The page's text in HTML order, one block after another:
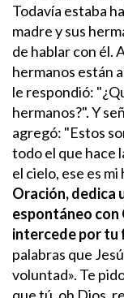
Todavía estaba
madre y sus
de hablar con él.
hermanos están
le respondió:
hermanos?".Y
agregó: "Estos
todo el que hace
el cielo, ese es
Oración, dedica
espontáneo con
intercede por
palabras que
voluntad». Te